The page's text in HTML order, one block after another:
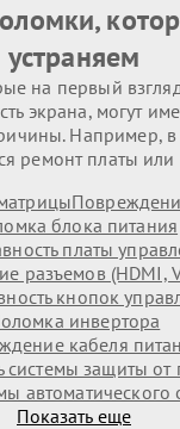
устраняем
на первый
экрана, могут
Например,
ремонт платы
блока питания
платы
разъемов (HDMI,
кнопок
инвертора
кабеля
системы защиты от
автоматического
Показать еще